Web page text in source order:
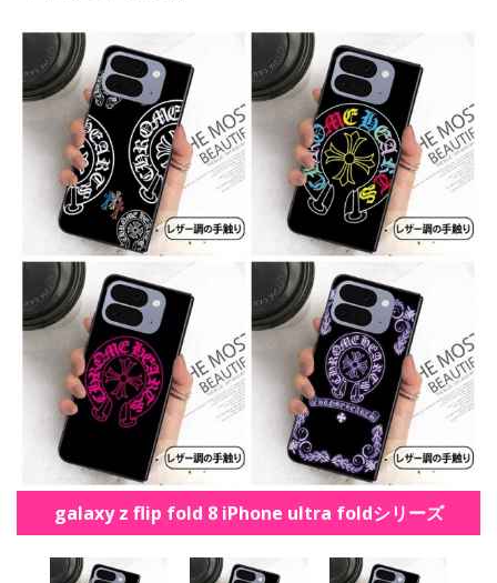
galaxy z flip fold 8 iPhone ultra foldシリーズ